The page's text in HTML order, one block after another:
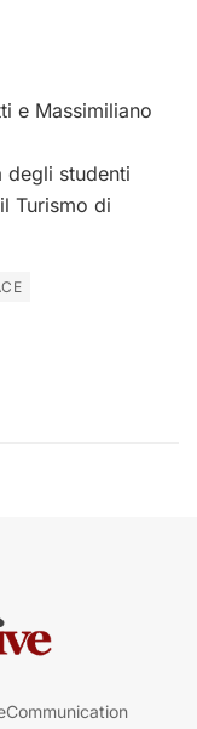
e Massimiliano
degli studenti
Turismo di